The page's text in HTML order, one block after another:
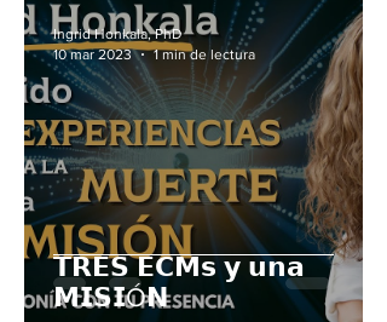
𝗧𝗥𝗘𝗦 𝗘𝗖𝗠𝘀 𝘆 𝘂𝗻𝗮
𝗠𝗜𝗦𝗜Ó𝗡
Ingrid Honkala, PhD
10 mar 2023
1 min de lectura